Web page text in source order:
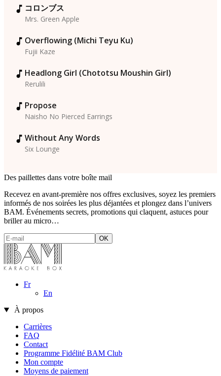
コロンブス
Mrs. Green Apple
Overflowing (Michi Teyu Ku)
Fujii Kaze
Headlong Girl (Chototsu Moushin Girl)
Rerulili
Propose
Naisho No Pierced Earrings
Without Any Words
Six Lounge
Des paillettes dans votre boîte mail
Recevez en avant-première nos offres exclusives, soyez les premiers
informés de nos soirées les plus déjantées et plongez dans l’univers
BAM. Événements secrets, promotions qui claquent, astuces pour
briller au micro…
Fr
En
À propos
Carrières
FAQ
Contact
Programme Fidélité BAM Club
Mon compte
Moyens de paiement